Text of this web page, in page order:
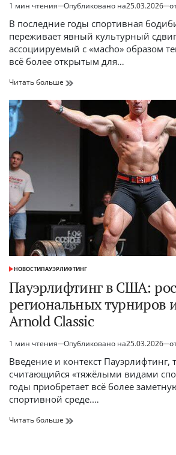
Расчётное
время
1 мин чтения Опубликовано на25.03.2026
В последние годы спортивная
переживает явный культурный
ассоциируемый с «мacho» образом
всё более открытым для…
Читать больше Трансгендерные
культурный
сдвиг
и
ОПУБЛИКОВАНО
НОВОСТИПАУЭРЛИФТИНГ
Пауэрлифтинг в США:
региональных турниров
Arnold Classic
Расчётное
время
чтения
1 мин чтения Опубликовано на25.03.2026
Введение и контекст Пауэрлифтинг,
считающийся «тяжёлыми видами
годы приобретает всё более
спортивной среде.…
Читать больше Пауэрлифтинг